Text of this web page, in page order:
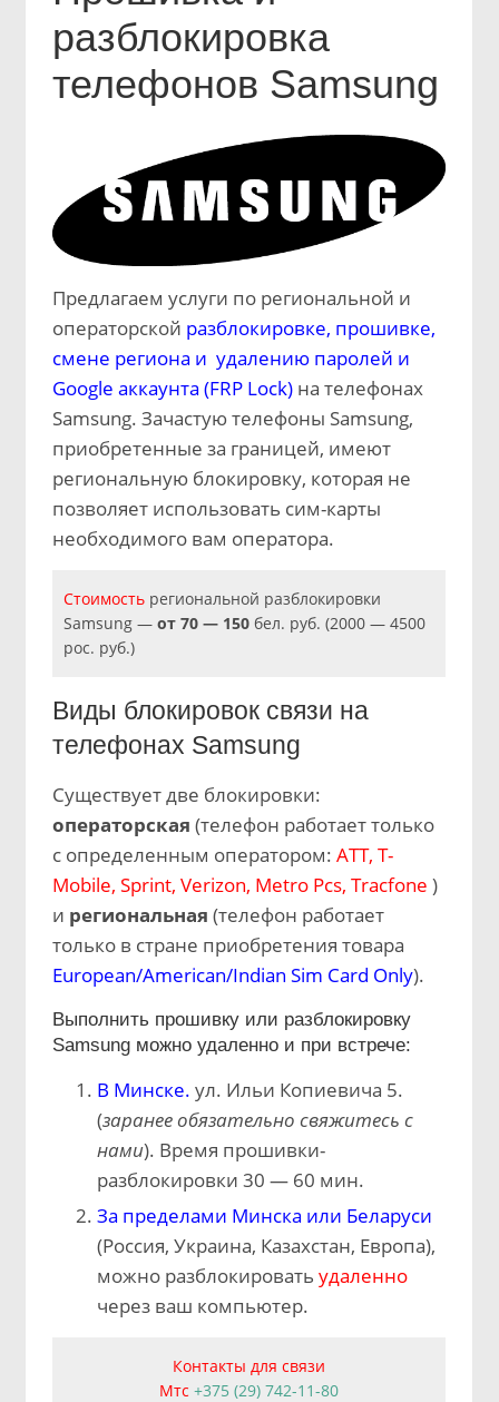
разблокировка
телефонов Samsung
Предлагаем услуги по региональной и
операторской разблокировке, прошивке,
смене региона и удалению паролей и
Google аккаунта (FRP Lock)на телефонах
Samsung. Зачастую телефоны Samsung,
приобретенные за границей, имеют
региональную блокировку, которая не
позволяет использовать сим-карты
необходимого вам оператора.
Стоимостьрегиональной разблокировки
Samsung — от 70 — 150бел. руб. (2000 — 4500
рос. руб.)
Виды блокировок связи на
телефонах Samsung
Существует две блокировки:
операторская (телефон работает только
с определенным оператором: ATT, T-
Mobile, Sprint, Verizon, Metro Pcs, Tracfone )
и региональная (телефон работает
только в стране приобретения товара
European/American/Indian Sim Card Only).
Выполнить прошивку или разблокировку
Samsung можно удаленно и при встрече:
В Минске. ул. Ильи Копиевича 5.
(заранее обязательно свяжитесь с
нами). Время прошивки-
разблокировки 30 — 60 мин.
За пределами Минска или Беларуси
(Россия, Украина, Казахстан, Европа),
можно разблокировать удаленно
через ваш компьютер.
Контакты для связи
Мтс +375 (29) 742-11-80